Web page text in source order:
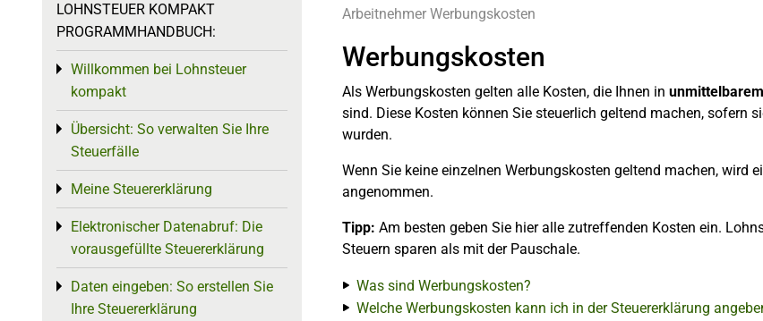
Arbeitnehmer Werbungskosten
Werbungskosten
Als Werbungskosten gelten alle Kosten, die Ihnen in
sind. Diese Kosten können Sie steuerlich geltend machen, sofern
wurden.
Wenn Sie keine einzelnen Werbungskosten geltend machen, wird
angenommen.
Tipp: Am besten geben Sie hier alle zutreffenden Kosten ein.
Steuern sparen als mit der Pauschale.
Was sind Werbungskosten?
Welche Werbungskosten kann ich in der Steuererklärung
LOHNSTEUER KOMPAKT
PROGRAMMHANDBUCH:
Willkommen bei Lohnsteuer
kompakt
Toggle menu
Übersicht: So verwalten Sie Ihre
Steuerfälle
Toggle menu
Meine Steuererklärung
Toggle menu
Elektronischer Datenabruf: Die
vorausgefüllte Steuererklärung
Toggle menu
Daten eingeben: So erstellen Sie
Ihre Steuererklärung
Toggle menu